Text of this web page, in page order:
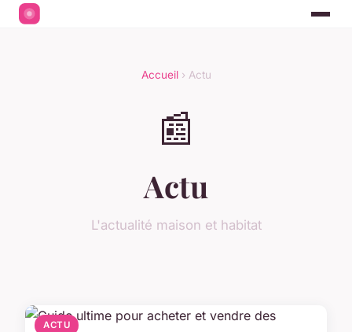
Accueil› Actu
📰
Actu
L'actualité maison et habitat
ACTU